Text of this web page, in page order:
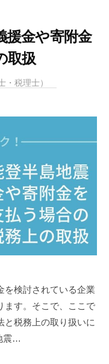
援金や寄附金
取扱
・税理士）
を検討されている企業
ます。そこで、ここで
と税務上の取り扱いに
震…